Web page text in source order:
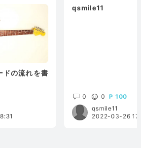
ドの流れを書
qsmile11
0 0
100
qsmile11
2022-03-26